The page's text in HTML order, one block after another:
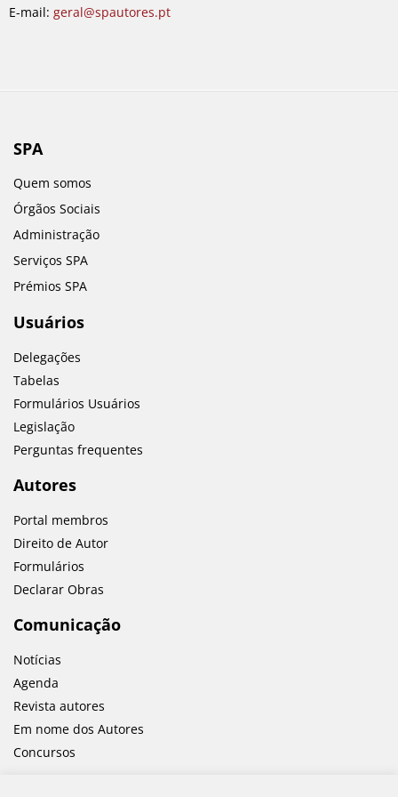
E-mail: geral@spautores.pt
SPA
Quem somos
Órgãos Sociais
Administração
Serviços SPA
Prémios SPA
Usuários
Delegações
Tabelas
Formulários Usuários
Legislação
Perguntas frequentes
Autores
Portal membros
Direito de Autor
Formulários
Declarar Obras
Comunicação
Notícias
Agenda
Revista autores
Em nome dos Autores
Concursos